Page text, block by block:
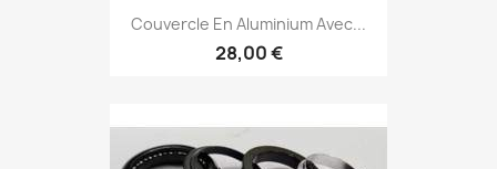
Couvercle En Aluminium Avec...
28,00 €